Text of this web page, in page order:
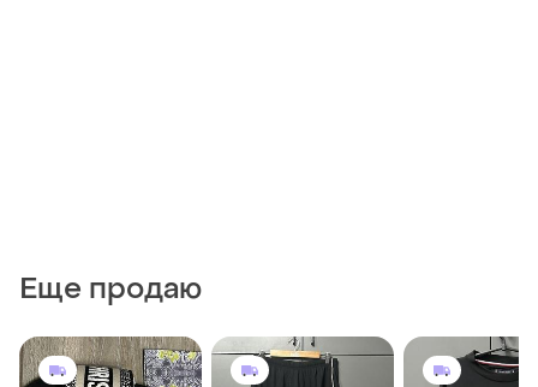
Еще продаю